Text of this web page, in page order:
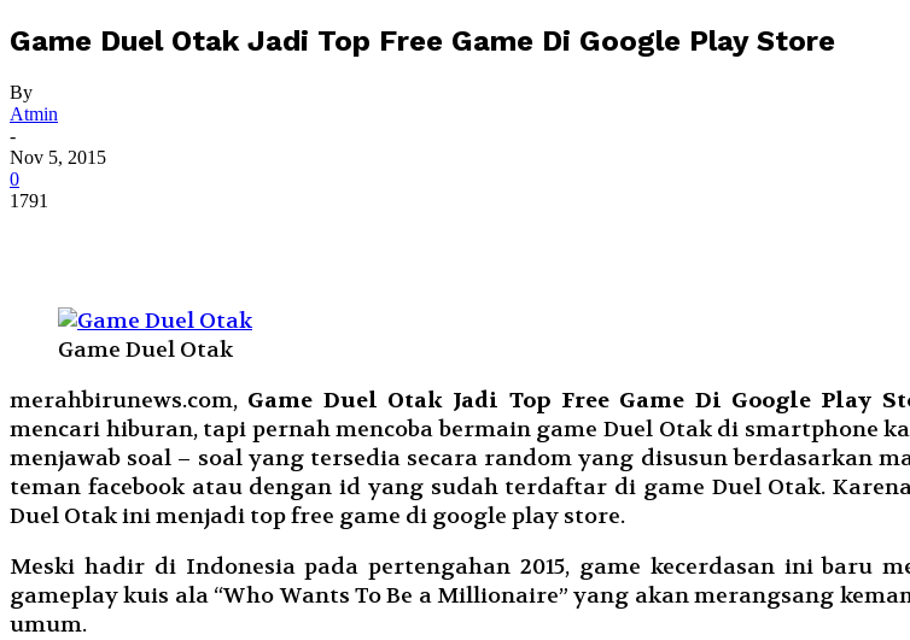
Game Duel Otak Jadi Top Free Game Di Google Play Store
By
Atmin
-
Nov 5, 2015
0
1791
Game Duel Otak
merahbirunews.com, Game Duel Otak Jadi Top Free Game Di Google Play
mencari hiburan, tapi pernah mencoba bermain game Duel Otak di smartphone
menjawab soal – soal yang tersedia secara random yang disusun berdasarkan
teman facebook atau dengan id yang sudah terdaftar di game Duel Otak.
Duel Otak ini menjadi top free game di google play store.
Meski hadir di Indonesia pada pertengahan 2015, game kecerdasan ini baru
gameplay kuis ala “Who Wants To Be a Millionaire” yang akan merangsang
umum.